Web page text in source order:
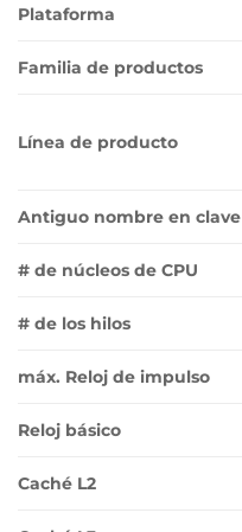
Plataforma
Familia de productos
Línea de producto
Antiguo nombre en clave
# de núcleos de CPU
# de los hilos
máx. Reloj de impulso
Reloj básico
Caché L2